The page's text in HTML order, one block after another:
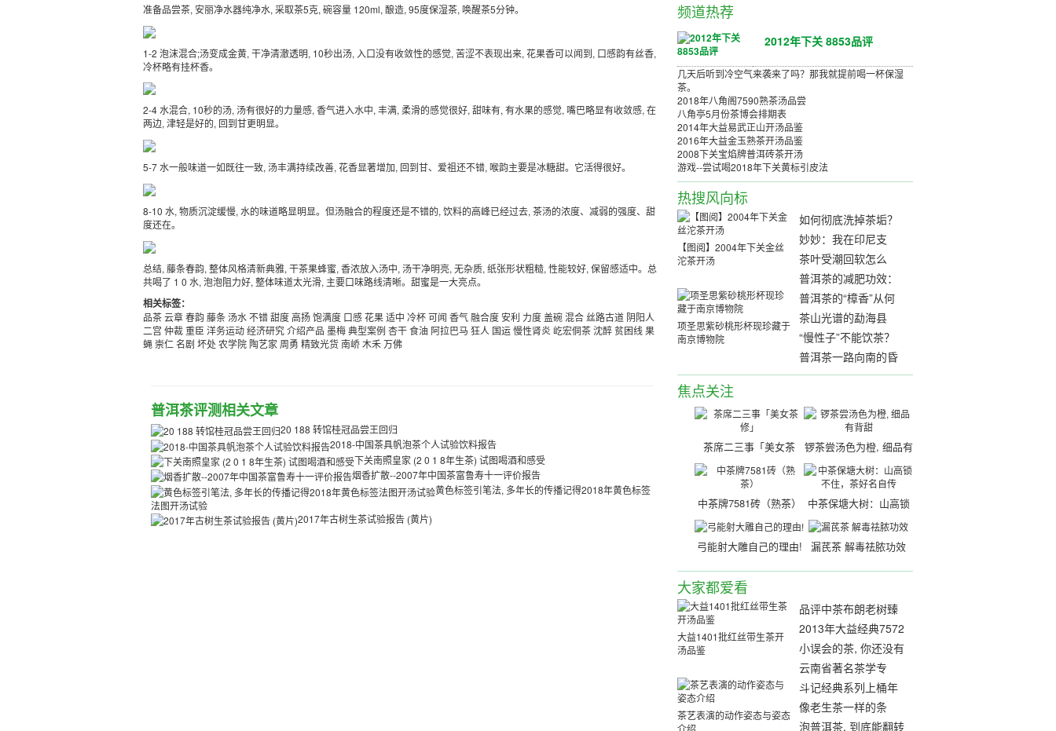
准备品尝茶, 安丽净水器纯净水, 采取茶5克, 碗容量 120ml, 酿造, 95度保湿茶, 唤醒茶5分钟。
1-2 泡沫混合;汤变成金黄, 干净清澈透明, 10秒出汤, 入口没有收敛性的感觉, 苦涩不表现出来, 花果香可以闻到, 口感韵有丝香,
冷杯略有挂杯香。
2-4 水混合, 10秒的汤, 汤有很好的力量感, 香气进入水中, 丰满, 柔滑的感觉很好, 甜味有, 有水果的感觉, 嘴巴略显有收敛感, 在
两边, 津轻是好的, 回到甘更明显。
5-7 水一般味道一如既往一致, 汤丰满持续改善, 花香显著增加, 回到甘、爱祖还不错, 喉韵主要是冰糖甜。它活得很好。
8-10 水, 物质沉淀缓慢, 水的味道略显明显。但汤融合的程度还是不错的, 饮料的高峰已经过去, 茶汤的浓度、减弱的强度、甜
度还在。
总结, 藤条春韵, 整体风格清新典雅, 干茶果蜂蜜, 香浓放入汤中, 汤干净明亮, 无杂质, 纸张形状粗糙, 性能较好, 保留感适中。总
共喝了 1 0 水, 泡泡阻力好, 整体味道太光滑, 主要口味路线清晰。甜蜜是一大亮点。
相关标签：
品茶云章春韵藤条汤水不错甜度高扬饱满度 口感花果适中 冷杯可闻 香气融合度安利 力度盖碗混合 丝路古道 阴阳人
二宫 仲裁重臣 洋务运动经济研究介绍产品 墨梅典型案例 杏干食油 阿拉巴马 狂人 国运慢性肾炎 屹宏侗茶沈醉贫困线果
蝇 崇仁 名剧 坏处 农学院陶艺家 周勇 精致光货南峤木禾万佛
普洱茶评测相关文章
20 188 转馆桂冠品尝王回归
2018-中国茶具帆泡茶个人试验饮料报告
下关南照皇家 (2 0 1 8年生茶) 试图喝酒和感受
烟香扩散--2007年中国茶富鲁寿十一评价报告
黄色标签引笔法, 多年长的传播记得2018年黄色标签
法图开汤试验
2017年古树生茶试验报告 (黄片)
频道热荐
2012年下关 8853品评
几天后听到冷空气来袭来了吗？那我就提前喝一杯保湿
茶。
2018年八角阁7590熟茶汤品尝
八角亭5月份茶博会排期表
2014年大益易武正山开汤品鉴
2016年大益金玉熟茶开汤品鉴
2008下关宝焰牌普洱砖茶开汤
游戏--尝试喝2018年下关黄标引皮法
热搜风向标
【图阅】2004年下关金丝
沱茶开汤
如何彻底洗掉茶垢？
妙妙：我在印尼支
教，传播中国茶文化
「茶人列传」
茶叶受潮回软怎么
办？
普洱茶的减肥功效：
女生问，怎样喝普洱
茶更有利于减肥
项圣思紫砂桃形杯现珍藏于
南京博物院
普洱茶的“樟香”从何
而来？
茶山光谱的勐海县
“慢性子”不能饮茶？
普洱茶一路向南的昏
昏欲睡的鹿山
焦点关注
锣茶尝汤色为橙, 细品有
背甜
茶席二三事「美女茶
修」
中茶保塘大树：山高锁
不住，茶好名自传
中茶牌7581砖（熟茶）
漏芪茶 解毒祛脓功效
弓能射大雕自己的理由!
大家都爱看
大益1401批红丝带生茶开
汤品鉴
品评中茶布朗老树臻
品——布朗气韵 浓强
回甘
2013年大益经典7572
熟砖开汤品鉴
小误会的茶, 你还没有
犯过类似的错误
云南省著名茶学专
家：张芳赐
茶艺表演的动作姿态与姿态
介绍
斗记经典系列上桶年
度品尝
像老生茶一样的条
形，Q版熟茶之【融
泡普洱茶, 到底能翻转